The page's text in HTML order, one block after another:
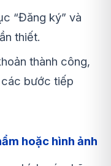
“Đăng ký” và
thiết.
thành công,
bước tiếp
hoặc hình ảnh